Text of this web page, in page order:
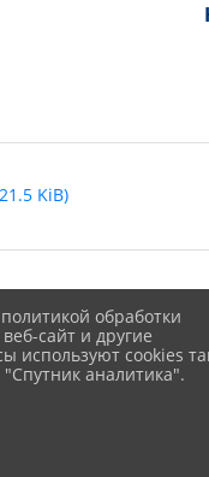
KiB)
обработки
сайт и другие
используют cookies
"Спутник аналитика".